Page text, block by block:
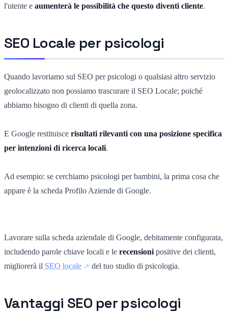
l'utente e aumenterà le possibilità che questo diventi cliente.
SEO Locale per psicologi
Quando lavoriamo sul SEO per psicologi o qualsiasi altro servizio
geolocalizzato non possiamo trascurare il SEO Locale; poiché
abbiamo bisogno di clienti di quella zona.
E Google restituisce risultati rilevanti con una posizione specifica
per intenzioni di ricerca locali.
Ad esempio: se cerchiamo psicologi per bambini, la prima cosa che
appare è la scheda Profilo Aziende di Google.
Lavorare sulla scheda aziendale di Google, debitamente configurata,
includendo parole chiave locali e le recensioni positive dei clienti,
migliorerà il SEO locale del tuo studio di psicologia.
Vantaggi SEO per psicologi